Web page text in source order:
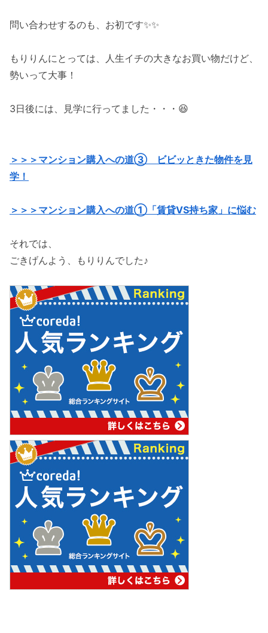
問い合わせするのも、お初です✨✨
もりりんにとっては、人生イチの大きなお買い物だけど、
勢いって大事！
3日後には、見学に行ってました・・・😆
＞＞＞マンション購入への道③ ビビッときた物件を見
学！
＞＞＞マンション購入への道①「賃貸VS持ち家」に悩む
それでは、
ごきげんよう、もりりんでした♪